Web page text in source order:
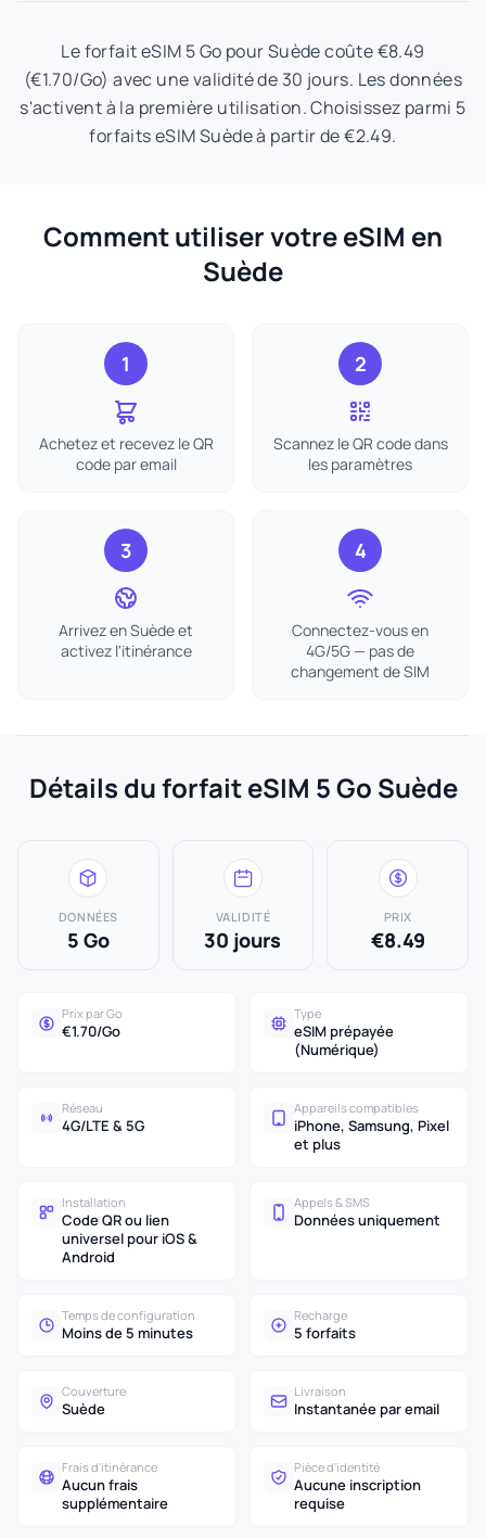
Le forfait eSIM 5 Go pour Suède coûte €8.49
(€1.70/Go) avec une validité de 30 jours. Les données
s'activent à la première utilisation. Choisissez parmi 5
forfaits eSIM Suède à partir de €2.49.
Comment utiliser votre eSIM en
Suède
1
Achetez et recevez le QR
code par email
2
Scannez le QR code dans
les paramètres
3
Arrivez en Suède et
activez l'itinérance
4
Connectez-vous en
4G/5G — pas de
changement de SIM
Détails du forfait eSIM 5 Go Suède
DONNÉES
5 Go
VALIDITÉ
30 jours
PRIX
€8.49
Prix par Go
€1.70/Go
Type
eSIM prépayée
(Numérique)
Réseau
4G/LTE & 5G
Appareils compatibles
iPhone, Samsung, Pixel
et plus
Installation
Code QR ou lien
universel pour iOS &
Android
Appels & SMS
Données uniquement
Temps de configuration
Moins de 5 minutes
Recharge
5 forfaits
Couverture
Suède
Livraison
Instantanée par email
Frais d'itinérance
Aucun frais
supplémentaire
Pièce d'identité
Aucune inscription
requise